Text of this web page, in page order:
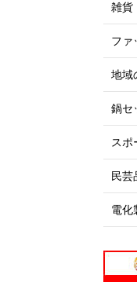
私たちのまち北栄町は
口約14,000人の町です
松の景色が美しい北条
を望む黒ぼく地帯の丘
があり、豊かな自然に
この豊かな自然環境を
な魅力ある農産物が生
雑貨
ファ
地域
鍋セ
スポ
民芸
電化